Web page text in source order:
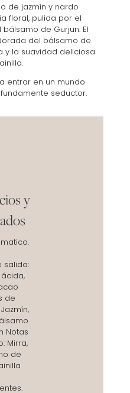
de jazmín y nardo
floral, pulida por el
de Gurjun. El
del bálsamo de
y la suavidad deliciosa
entrar en un mundo
seductor.
y
salida:
de
Notas
Mirra,
de